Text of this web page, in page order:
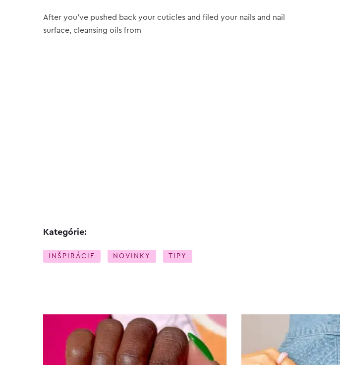
After you’ve pushed back your cuticles and filed your nails and nail
surface, cleansing oils from
Kategórie:
INŠPIRÁCIE NOVINKY TIPY